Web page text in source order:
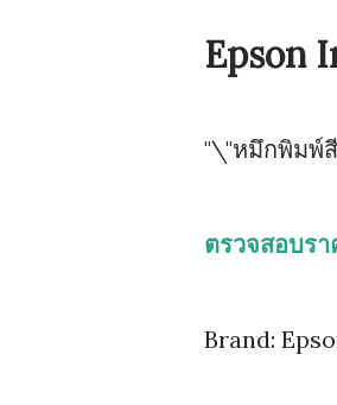
Epson
"\"หมึกพิมพ์
ตรวจสอบร
Brand: